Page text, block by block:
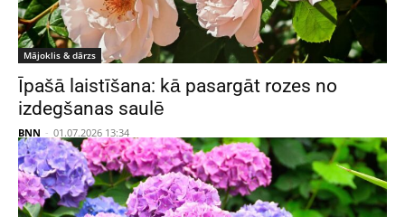
Mājoklis & dārzs
Īpašā laistīšana: kā pasargāt rozes no
izdegšanas saulē
BNN - 01.07.2026 13:34